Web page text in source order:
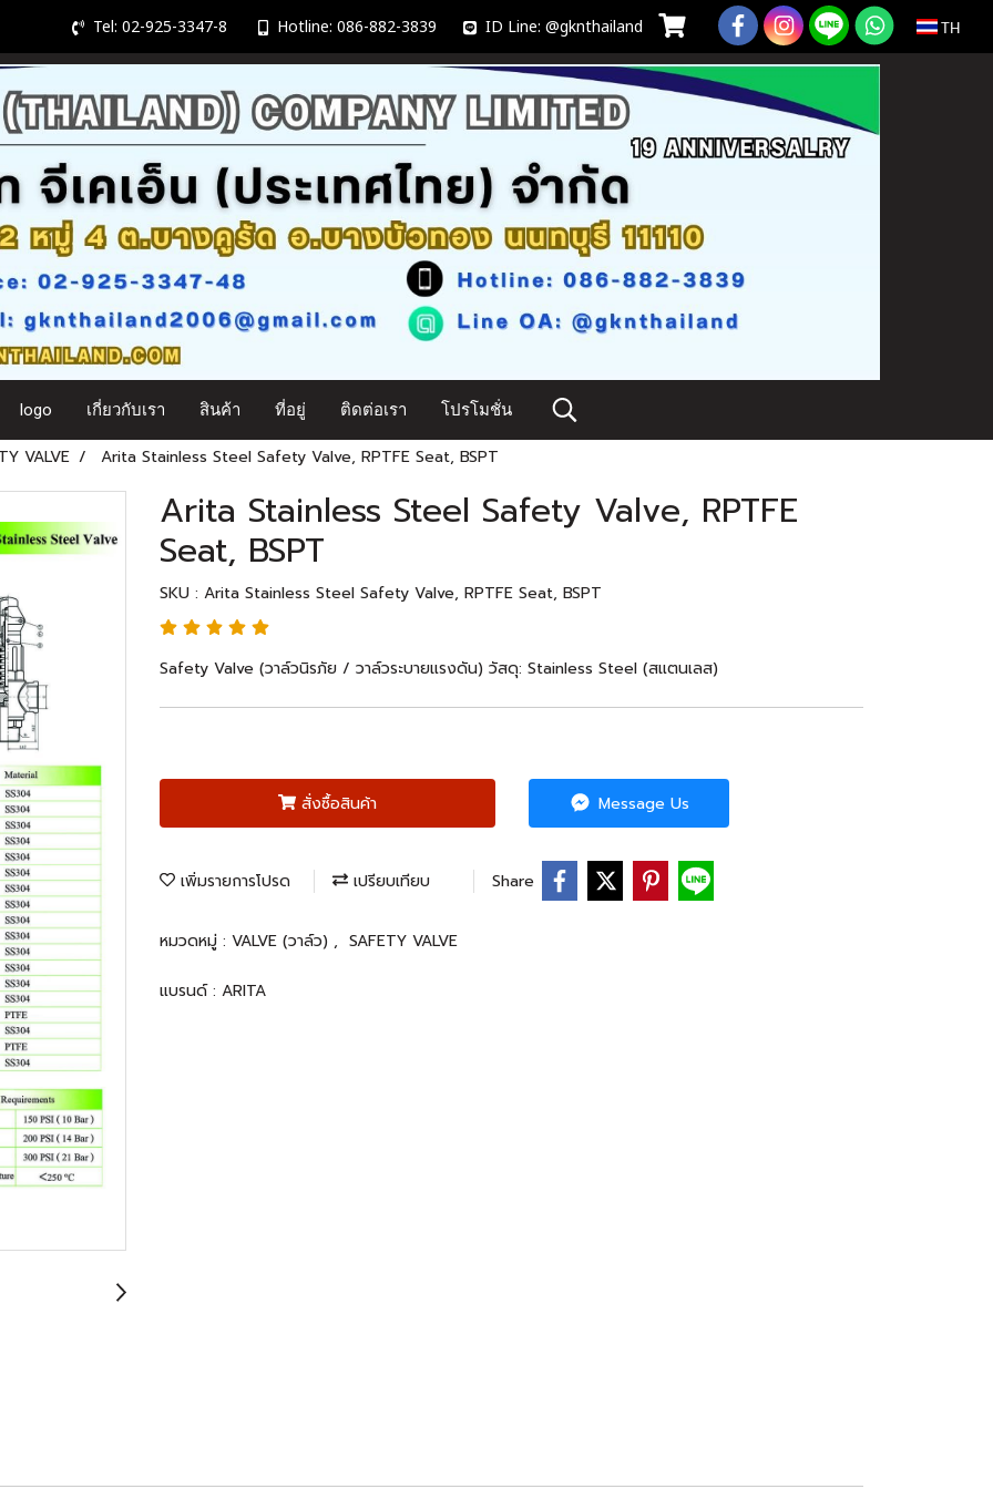
Tel: 02-925-3347-8 Hotline: 086-882-3839 ID Line: @gknthailand TH
logo เกี่ยวกับเรา สินค้า ที่อยู่ ติดต่อเรา โปรโมชั่น
VALVE Arita Stainless Steel Safety Valve, RPTFE Seat, BSPT
Arita Stainless Steel Safety Valve, RPTFE
Seat, BSPT
SKU : Arita Stainless Steel Safety Valve, RPTFE Seat, BSPT
Safety Valve (วาล์วนิรภัย / วาล์วระบายแรงดัน) วัสดุ: Stainless Steel (สแตนเลส)
สั่งซื้อสินค้า Message Us
เพิ่มรายการโปรด เปรียบเทียบ Share
หมวดหมู่ : VALVE (วาล์ว) , SAFETY VALVE
แบรนด์ : ARITA